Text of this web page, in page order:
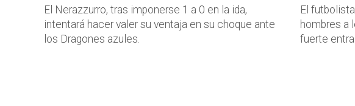
El Nerazzurro, tras imponerse 1 a 0 en la ida,
intentará hacer valer su ventaja en su choque ante
los Dragones azules.
El
hombres a
fuerte